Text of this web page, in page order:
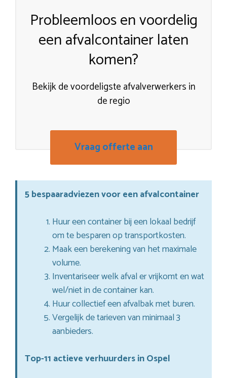
Probleemloos en voordelig
een afvalcontainer laten
komen?
Bekijk de voordeligste afvalverwerkers in
de regio
Vraag offerte aan
5 bespaaradviezen voor een afvalcontainer
Huur een container bij een lokaal bedrijf
om te besparen op transportkosten.
Maak een berekening van het maximale
volume.
Inventariseer welk afval er vrijkomt en wat
wel/niet in de container kan.
Huur collectief een afvalbak met buren.
Vergelijk de tarieven van minimaal 3
aanbieders.
Top-11 actieve verhuurders in Ospel